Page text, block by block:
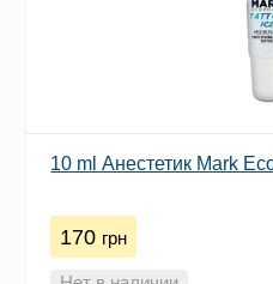
10 ml Анестетик Mark
170 грн